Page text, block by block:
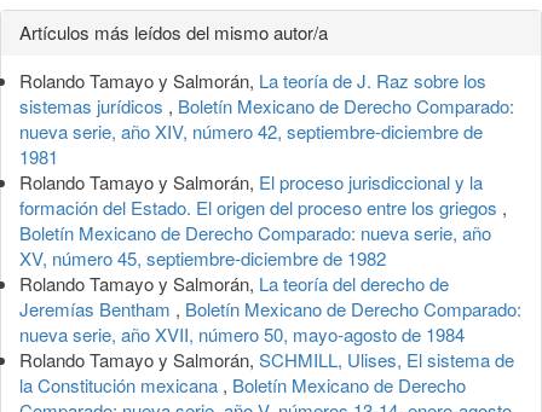
Detalles
del
artículo
Artículos más leídos del mismo autor/a
Rolando Tamayo y Salmorán, La teoría de J. Raz sobre los
sistemas jurídicos , Boletín Mexicano de Derecho Comparado:
nueva serie, año XIV, número 42, septiembre-diciembre de
1981
Rolando Tamayo y Salmorán, El proceso jurisdiccional y la
formación del Estado. El origen del proceso entre los griegos ,
Boletín Mexicano de Derecho Comparado: nueva serie, año
XV, número 45, septiembre-diciembre de 1982
Rolando Tamayo y Salmorán, La teoría del derecho de
Jeremías Bentham , Boletín Mexicano de Derecho Comparado:
nueva serie, año XVII, número 50, mayo-agosto de 1984
Rolando Tamayo y Salmorán, SCHMILL, Ulises, El sistema de
la Constitución mexicana , Boletín Mexicano de Derecho